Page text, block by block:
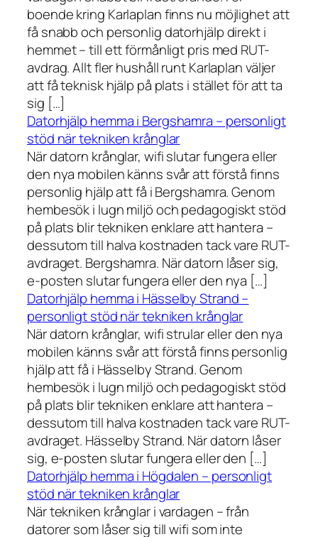
boende kring Karlaplan finns nu möjlighet att
få snabb och personlig datorhjälp direkt i
hemmet – till ett förmånligt pris med RUT-
avdrag. Allt fler hushåll runt Karlaplan väljer
att få teknisk hjälp på plats i stället för att ta
sig […]
Datorhjälp hemma i Bergshamra – personligt
stöd när tekniken krånglar
När datorn krånglar, wifi slutar fungera eller
den nya mobilen känns svår att förstå finns
personlig hjälp att få i Bergshamra. Genom
hembesök i lugn miljö och pedagogiskt stöd
på plats blir tekniken enklare att hantera –
dessutom till halva kostnaden tack vare RUT-
avdraget. Bergshamra. När datorn låser sig,
e-posten slutar fungera eller den nya […]
Datorhjälp hemma i Hässelby Strand –
personligt stöd när tekniken krånglar
När datorn krånglar, wifi strular eller den nya
mobilen känns svår att förstå finns personlig
hjälp att få i Hässelby Strand. Genom
hembesök i lugn miljö och pedagogiskt stöd
på plats blir tekniken enklare att hantera –
dessutom till halva kostnaden tack vare RUT-
avdraget. Hässelby Strand. När datorn låser
sig, e-posten slutar fungera eller den […]
Datorhjälp hemma i Högdalen – personligt
stöd när tekniken krånglar
När tekniken krånglar i vardagen – från
datorer som låser sig till wifi som inte